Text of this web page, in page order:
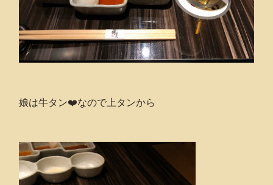
娘は牛タン❤️なので上タンから